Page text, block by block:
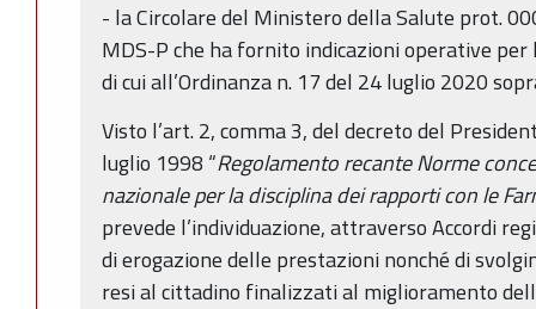
- la Circolare del Ministero della Salute prot.
MDS-P che ha fornito indicazioni operative
di cui all’Ordinanza n. 17 del 24 luglio 2020
Visto l’art. 2, comma 3, del decreto del
luglio 1998 “Regolamento recanteNorme
nazionale per ladisciplina dei rapporti con le
prevede l’individuazione, attraverso Accordi
di erogazione delle prestazioni nonché di
resi al cittadino finalizzati al miglioramento